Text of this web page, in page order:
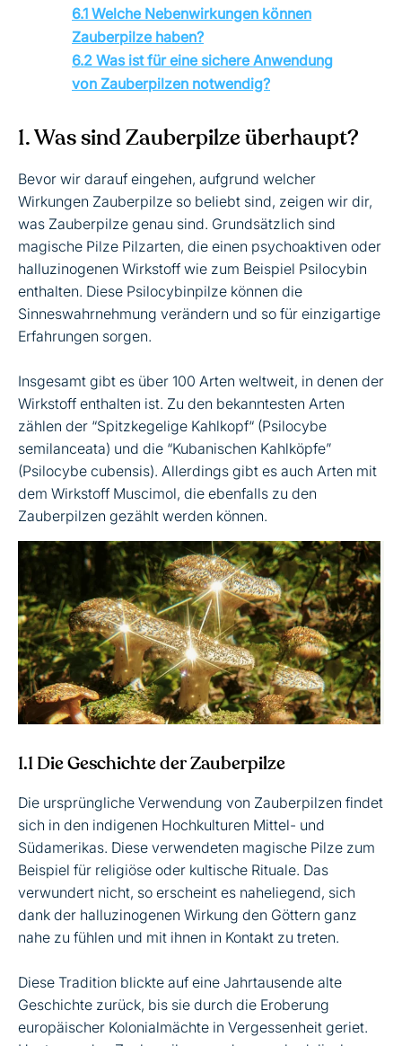
6.1 Welche Nebenwirkungen können
Zauberpilze haben?
6.2 Was ist für eine sichere Anwendung
von Zauberpilzen notwendig?
1. Was sind Zauberpilze überhaupt?
Bevor wir darauf eingehen, aufgrund welcher
Wirkungen Zauberpilze so beliebt sind, zeigen wir dir,
was Zauberpilze genau sind. Grundsätzlich sind
magische Pilze Pilzarten, die einen psychoaktiven oder
halluzinogenen Wirkstoff wie zum Beispiel Psilocybin
enthalten. Diese Psilocybinpilze können die
Sinneswahrnehmung verändern und so für einzigartige
Erfahrungen sorgen.
Insgesamt gibt es über 100 Arten weltweit, in denen der
Wirkstoff enthalten ist. Zu den bekanntesten Arten
zählen der “Spitzkegelige Kahlkopf“ (Psilocybe
semilanceata) und die “Kubanischen Kahlköpfe”
(Psilocybe cubensis). Allerdings gibt es auch Arten mit
dem Wirkstoff Muscimol, die ebenfalls zu den
Zauberpilzen gezählt werden können.
1.1 Die Geschichte der Zauberpilze
Die ursprüngliche Verwendung von Zauberpilzen findet
sich in den indigenen Hochkulturen Mittel- und
Südamerikas. Diese verwendeten magische Pilze zum
Beispiel für religiöse oder kultische Rituale. Das
verwundert nicht, so erscheint es naheliegend, sich
dank der halluzinogenen Wirkung den Göttern ganz
nahe zu fühlen und mit ihnen in Kontakt zu treten.
Diese Tradition blickte auf eine Jahrtausende alte
Geschichte zurück, bis sie durch die Eroberung
europäischer Kolonialmächte in Vergessenheit geriet.